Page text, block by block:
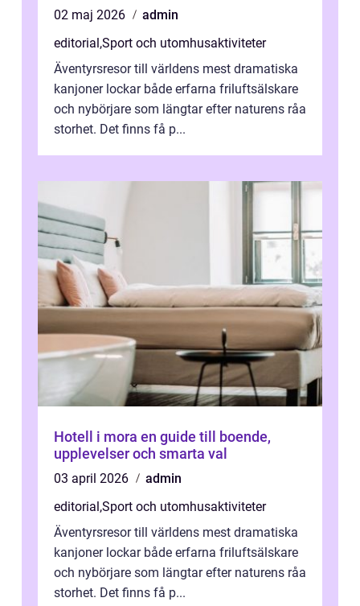
02 maj 2026
admin
editorial ,Sport och utomhusaktiviteter
Äventyrsresor till världens mest dramatiska
kanjoner lockar både erfarna friluftsälskare
och nybörjare som längtar efter naturens råa
storhet. Det finns få p...
Hotell i mora en guide till boende,
upplevelser och smarta val
03 april 2026
admin
editorial ,Sport och utomhusaktiviteter
Äventyrsresor till världens mest dramatiska
kanjoner lockar både erfarna friluftsälskare
och nybörjare som längtar efter naturens råa
storhet. Det finns få p...